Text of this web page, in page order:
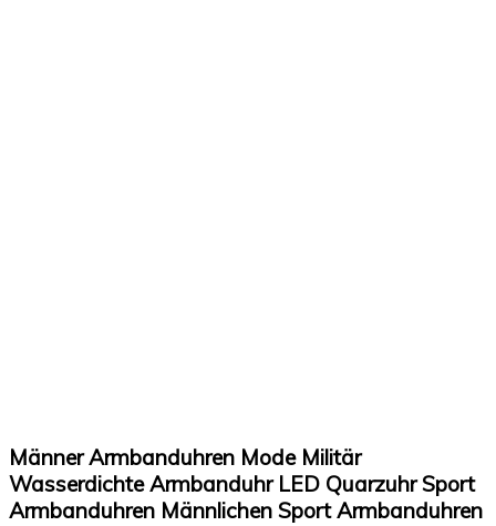
Männer Armbanduhren Mode Militär
Wasserdichte Armbanduhr LED Quarzuhr Sport
Armbanduhren Männlichen Sport Armbanduhren